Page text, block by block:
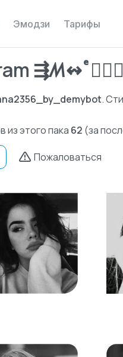
Эмодзи Тарифы
⇶ꤵ↭
.
из этого пака 62 (за
Пожаловаться